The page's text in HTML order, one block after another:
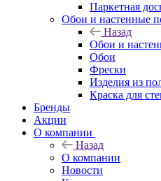
Паркетная
Обои и настенные
Назад
Обои и
Обои
Фрески
Изделия из
Краска для
Бренды
Акции
О компании
Назад
О компании
Новости